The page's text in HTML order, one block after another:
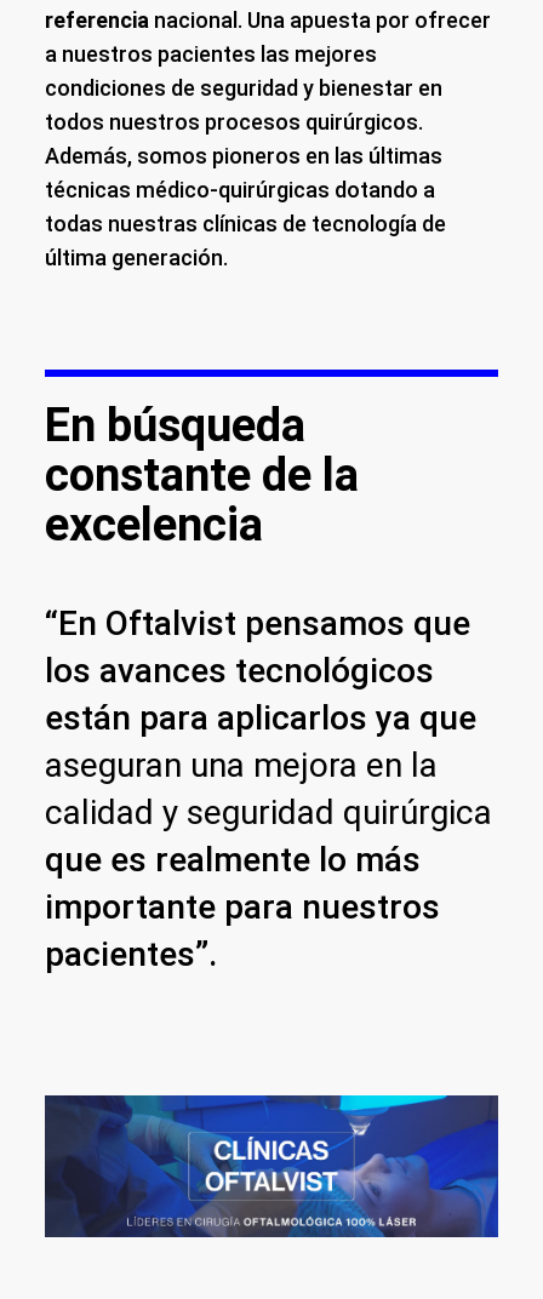
referencia nacional. Una apuesta por ofrecer
a nuestros pacientes las mejores
condiciones de seguridad y bienestar en
todos nuestros procesos quirúrgicos.
Además, somos pioneros en las últimas
técnicas médico-quirúrgicas dotando a
todas nuestras clínicas de tecnología de
última generación.
En búsqueda
constante de la
excelencia
“En Oftalvist pensamos que
los avances tecnológicos
están para aplicarlos ya que
aseguran una mejora en la
calidad y seguridad quirúrgica
que es realmente lo más
importante para nuestros
pacientes”.